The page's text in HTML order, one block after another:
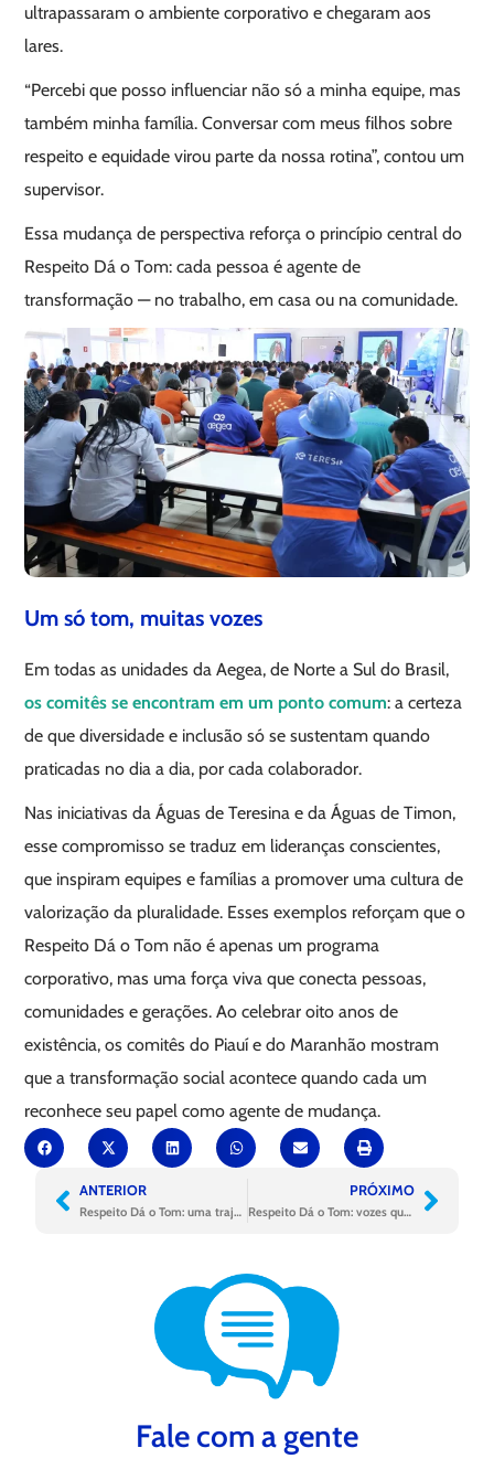
ultrapassaram o ambiente corporativo e chegaram aos
lares.
“Percebi que posso influenciar não só a minha equipe, mas
também minha família. Conversar com meus filhos sobre
respeito e equidade virou parte da nossa rotina”, contou um
supervisor.
Essa mudança de perspectiva reforça o princípio central do
Respeito Dá o Tom: cada pessoa é agente de
transformação — no trabalho, em casa ou na comunidade.
Um só tom, muitas vozes
Em todas as unidades da Aegea, de Norte a Sul do Brasil,
os comitês se encontram em um ponto comum: a certeza
de que diversidade e inclusão só se sustentam quando
praticadas no dia a dia, por cada colaborador.
Nas iniciativas da Águas de Teresina e da Águas de Timon,
esse compromisso se traduz em lideranças conscientes,
que inspiram equipes e famílias a promover uma cultura de
valorização da pluralidade. Esses exemplos reforçam que o
Respeito Dá o Tom não é apenas um programa
corporativo, mas uma força viva que conecta pessoas,
comunidades e gerações. Ao celebrar oito anos de
existência, os comitês do Piauí e do Maranhão mostram
que a transformação social acontece quando cada um
reconhece seu papel como agente de mudança.
ANTERIOR
Respeito Dá o Tom: uma trajetória que inspira o futuro
PRÓXIMO
Respeito Dá o Tom: vozes que transformam realidades no Rio e no Sul
Fale com a gente